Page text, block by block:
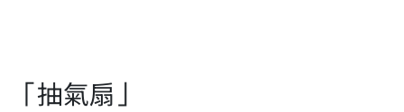
「抽氣扇」